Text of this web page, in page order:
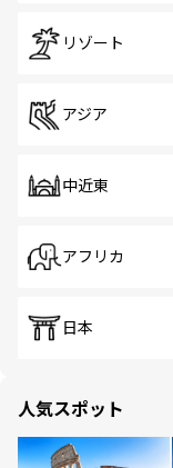
リゾート
アジア
中近東
アフリカ
日本
人気スポット